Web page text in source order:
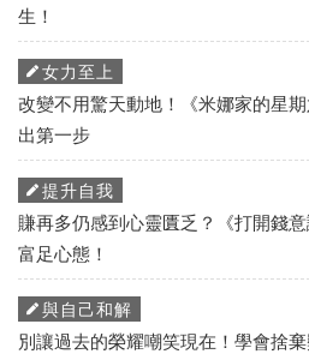
生！
女力至上
改變不用驚天動地！《米娜家的星
出第一步
提升自我
賺再多仍感到心靈匱乏？《打開錢
富足心態！
與自己和解
別讓過去的榮耀嘲笑現在！學會捨